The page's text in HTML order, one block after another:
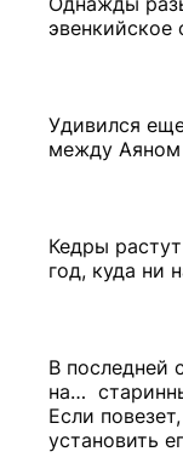
эвенкийское
Удивился
между Аяном
Кедры
год, куда ни
В последней
на…
Если
установить